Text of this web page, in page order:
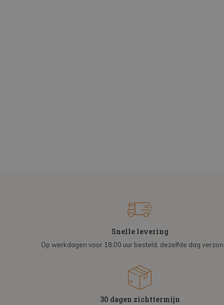
Snelle levering
Op werkdagen voor 18:00 uur besteld, dezelfde dag
30 dagen zichttermijn